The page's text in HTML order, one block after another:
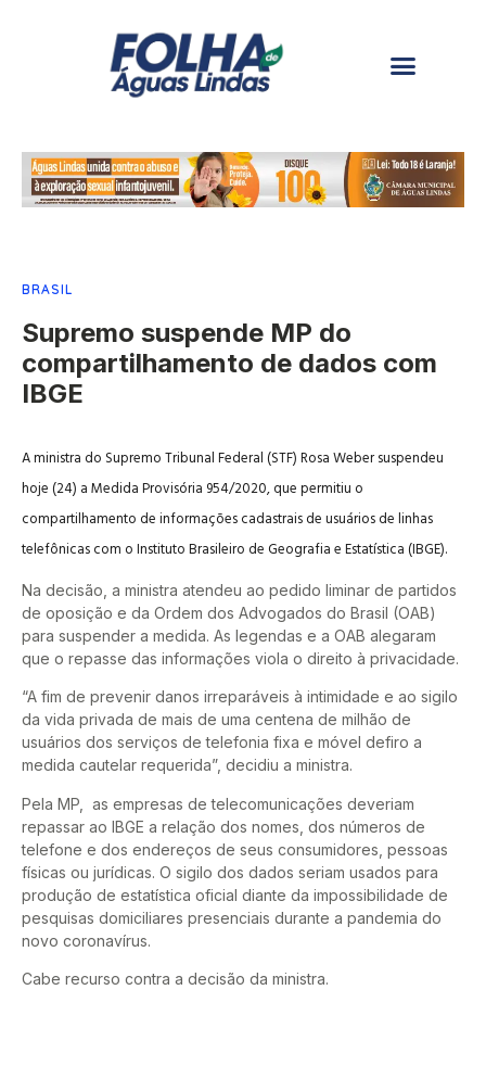
BRASIL
Supremo suspende MP do
compartilhamento de dados com
IBGE
A ministra do Supremo Tribunal Federal (STF) Rosa Weber suspendeu
hoje (24) a Medida Provisória 954/2020, que permitiu o
compartilhamento de informações cadastrais de usuários de linhas
telefônicas com o Instituto Brasileiro de Geografia e Estatística (IBGE).
Na decisão, a ministra atendeu ao pedido liminar de partidos
de oposição e da Ordem dos Advogados do Brasil (OAB)
para suspender a medida. As legendas e a OAB alegaram
que o repasse das informações viola o direito à privacidade.
“A fim de prevenir danos irreparáveis à intimidade e ao sigilo
da vida privada de mais de uma centena de milhão de
usuários dos serviços de telefonia fixa e móvel defiro a
medida cautelar requerida”, decidiu a ministra.
Pela MP, as empresas de telecomunicações deveriam
repassar ao IBGE a relação dos nomes, dos números de
telefone e dos endereços de seus consumidores, pessoas
físicas ou jurídicas. O sigilo dos dados seriam usados para
produção de estatística oficial diante da impossibilidade de
pesquisas domiciliares presenciais durante a pandemia do
novo coronavírus.
Cabe recurso contra a decisão da ministra.